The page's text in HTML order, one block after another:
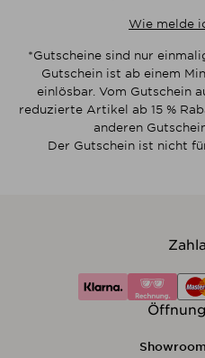
Wie melde
*Gutscheine sind nur
Gutschein ist ab einem
einlösbar. Vom Gutschein
reduzierte Artikel ab 15 %
anderen
Der Gutschein ist nicht